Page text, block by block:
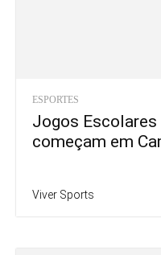
ESPORTES
Jogos
começam em
Viver Sports